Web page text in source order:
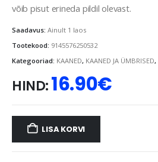
võib pisut erineda pildil olevast.
Saadavus: Ainult 1 laos
Tootekood: 9145576250532
Kategooriad: KAANED, KAANED JA ÜMBRISED,
HIND:16.90€
LISA KORVI